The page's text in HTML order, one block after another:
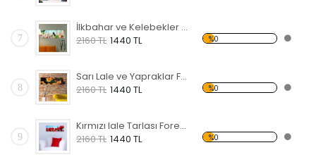
7
İlkbahar ve Kelebekler Forex Tablo
2160 TL 1440 TL %0
8
Sarı Lale ve Yapraklar Forex Tablo
2160 TL 1440 TL %0
9
Kırmızı lale Tarlası Forex Tablo
2160 TL 1440 TL %0